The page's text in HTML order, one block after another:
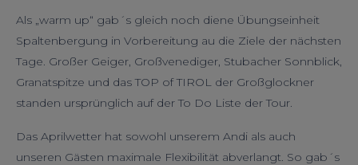
Als „warm up“ gab´s gleich noch diene Übungseinheit
Spaltenbergung in Vorbereitung au die Ziele der nächsten
Tage. Großer Geiger, Großvenediger, Stubacher Sonnblick,
Granatspitze und das TOP of TIROL der Großglockner
standen ursprünglich auf der To Do Liste der Tour.
Das Aprilwetter hat sowohl unserem Andi als auch
unseren Gästen maximale Flexibilität abverlangt. So gab´s